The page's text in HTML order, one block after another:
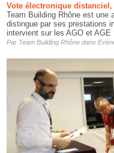
Vote électronique
Team Building Rhône est une
distingue par ses prestations
intervient sur les AGO et AGE
Par Team Building Rhônedans